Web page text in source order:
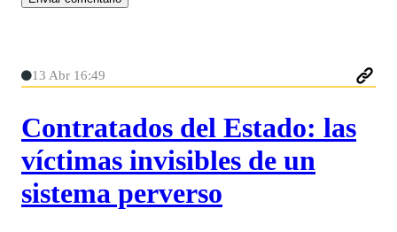
13 Abr 16:49
Contratados del Estado: las
víctimas invisibles de un
sistema perverso